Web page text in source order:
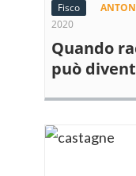
Fisco
2020
Quando
può